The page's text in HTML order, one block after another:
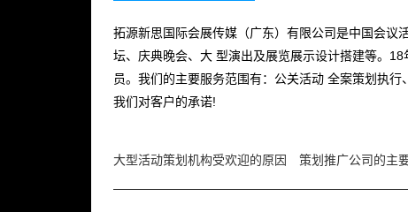
拓源新思国际会展传媒（广东）有限公司是中国会议
坛、庆典晚会、大 型演出及展览展示设计搭建等。
员。我们的主要服务范围有：公关活动 全案策划执
我们对客户的承诺!
大型活动策划机构受欢迎的原因 策划推广公司的主